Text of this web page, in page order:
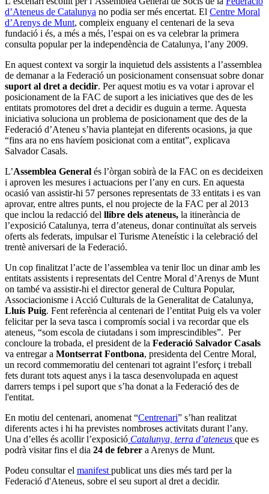
d’Ateneus de Catalunya no podia ser més encertat. El Centre Moral
d’Arenys de Munt, compleix enguany el centenari de la seva
fundació i és, a més a més, l’espai on es va celebrar la primera
consulta popular per la independència de Catalunya, l’any 2009.
En aquest context va sorgir la inquietud dels assistents a l’assemblea
de demanar a la Federació un posicionament consensuat sobre donar
suport al dret a decidir. Per aquest motiu es va votar i aprovar el
posicionament de la FAC de suport a les iniciatives que des de les
entitats promotores del dret a decidir es duguin a terme. Aquesta
iniciativa soluciona un problema de posicionament que des de la
Federació d’Ateneu s’havia plantejat en diferents ocasions, ja que
“fins ara no ens havíem posicionat com a entitat”, explicava
Salvador Casals.
L’Assemblea General és l’òrgan sobirà de la FAC on es decideixen
i aproven les mesures i actuacions per l’any en curs. En aquesta
ocasió van assistir-hi 57 persones representats de 33 entitats i es van
aprovar, entre altres punts, el nou projecte de la FAC per al 2013
que inclou la redacció del llibre dels ateneus, la itinerància de
l’exposició Catalunya, terra d’ateneus, donar continuïtat als serveis
oferts als federats, impulsar el Turisme Ateneístic i la celebració del
trentè aniversari de la Federació.
Un cop finalitzat l’acte de l’assemblea va tenir lloc un dinar amb les
entitats assistents i representats del Centre Moral d’Arenys de Munt
on també va assistir-hi el director general de Cultura Popular,
Associacionisme i Acció Culturals de la Generalitat de Catalunya,
Lluís Puig. Fent referència al centenari de l’entitat Puig els va voler
felicitar per la seva tasca i compromís social i va recordar que els
ateneus, “som escola de ciutadans i som imprescindibles”. Per
concloure la trobada, el president de la Federació Salvador Casals
va entregar a Montserrat Fontbona, presidenta del Centre Moral,
un record commemoratiu del centenari tot agraint l’esforç i treball
fets durant tots aquest anys i la tasca desenvolupada en aquest
darrers temps i pel suport que s’ha donat a la Federació des de
l'entitat.
En motiu del centenari, anomenat “Centrenari” s’han realitzat
diferents actes i hi ha previstes nombroses activitats durant l’any.
Una d’elles és acollir l’exposició Catalunya, terra d’ateneus que es
podrà visitar fins el dia 24 de febrer a Arenys de Munt.
Podeu consultar el manifestpublicat uns dies més tard per la
Federació d'Ateneus, sobre el seu suport al dret a decidir.